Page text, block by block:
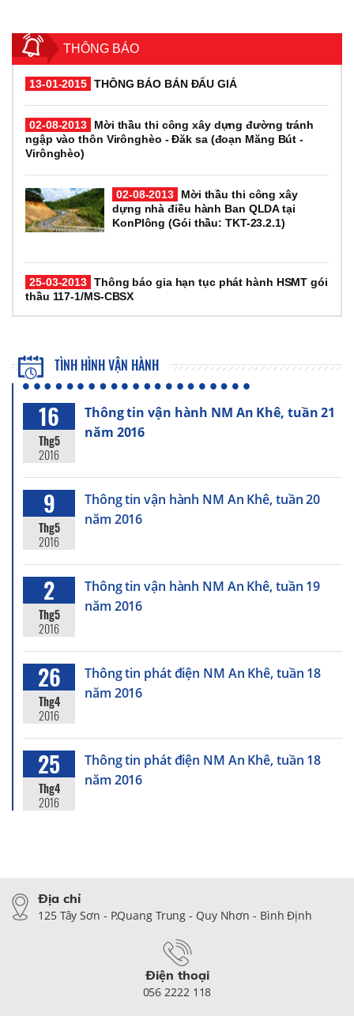
THÔNG BÁO
13-01-2015 THÔNG BÁO BÁN ĐẤU GIÁ
02-08-2013
Mời thầu thi công xây dựng đường tránh
ngập vào thôn Virônghèo - Đăk sa (đoạn Măng Bút -
Virônghèo)
02-08-2013
Mời thầu thi công xây
dựng nhà điều hành Ban QLDA tại
KonPlông (Gói thầu: TKT-23.2.1)
25-03-2013 Thông báo gia hạn tục phát hành HSMT gói
thầu 117-1/MS-CBSX
TÌNH HÌNH VẬN HÀNH
16
Thg5
2016
Thông tin vận hành NM An Khê, tuần 21
năm 2016
9
Thg5
2016
Thông tin vận hành NM An Khê, tuần 20
năm 2016
2
Thg5
2016
Thông tin vận hành NM An Khê, tuần 19
năm 2016
26
Thg4
2016
Thông tin phát điện NM An Khê, tuần 18
năm 2016
25
Thg4
2016
Thông tin phát điện NM An Khê, tuần 18
năm 2016
Địa chỉ
125 Tây Sơn - P.Quang Trung - Quy Nhơn - Bình Định
Điện thoại
056 2222 118